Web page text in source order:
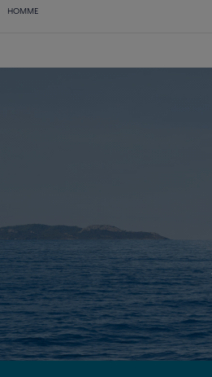
HOMME